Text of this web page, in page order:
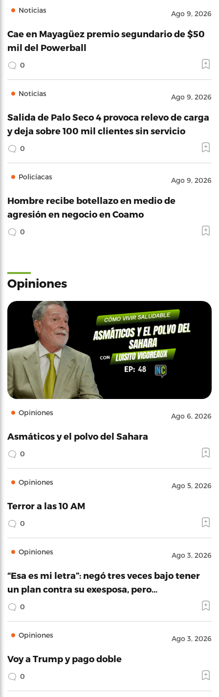
Noticias Ago 9, 2026
Cae en Mayagüez premio segundario de $50
mil del Powerball
0
Noticias Ago 9, 2026
Salida de Palo Seco 4 provoca relevo de carga
y deja sobre 100 mil clientes sin servicio
0
Policíacas Ago 9, 2026
Hombre recibe botellazo en medio de
agresión en negocio en Coamo
0
Opiniones
Opiniones Ago 6, 2026
Asmáticos y el polvo del Sahara
0
Opiniones Ago 5, 2026
Terror a las 10 AM
0
Opiniones Ago 3, 2026
“Esa es mi letra”: negó tres veces bajo tener
un plan contra su exesposa, pero…
0
Opiniones Ago 3, 2026
Voy a Trump y pago doble
0